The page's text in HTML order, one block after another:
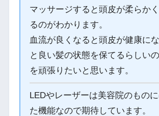
マッサージすると頭皮が柔らか
るのがわかります。
血流が良くなると頭皮が健康に
と良い髪の状態を保てるらしい
を頑張りたいと思います。
LEDやレーザーは美容院のもの
た機能なので期待しています。